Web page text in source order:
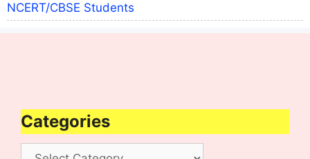
NCERT/CBSE Students
Categories
Categories